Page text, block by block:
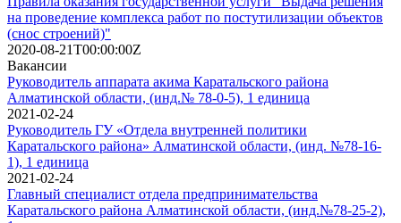
на проведение комплекса работ по постутилизации объектов
(снос строений)"
2020-08-21T00:00:00Z
Вакансии
Руководитель аппарата акима Каратальского района
Алматинской области, (инд.№ 78-0-5), 1 единица
2021-02-24
Руководитель ГУ «Отдела внутренней политики
Каратальского района» Алматинской области, (инд. №78-16-
1), 1 единица
2021-02-24
Главный специалист отдела предпринимательства
Каратальского района Алматинской области, (инд.№78-25-2),